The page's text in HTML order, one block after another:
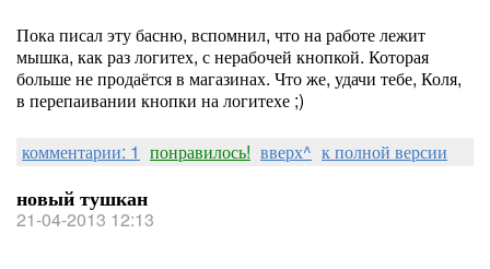
Пока писал эту басню, вспомнил, что на работе лежит
мышка, как раз логитех, с нерабочей кнопкой. Которая
больше не продаётся в магазинах. Что же, удачи тебе, Коля,
в перепаивании кнопки на логитехе ;)
комментарии: 1 понравилось! вверх^ к полной версии
новый тушкан
21-04-2013 12:13